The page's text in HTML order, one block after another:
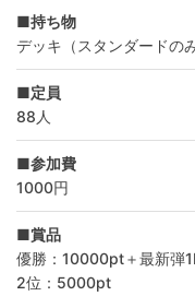
■持ち物
デッキ（スタンダードの
■定員
88人
■参加費
1000円
■賞品
優勝：10000pt＋最新弾
2位：5000pt